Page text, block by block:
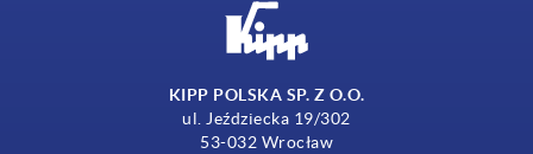
KIPP POLSKA SP. Z O.O.
ul. Jeździecka 19/302
53-032 Wrocław